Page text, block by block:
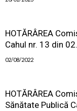
HOTĂRÂREA
Cahul nr. 13 din
02/08/2022
HOTĂRÂREA
Sănătate Publică